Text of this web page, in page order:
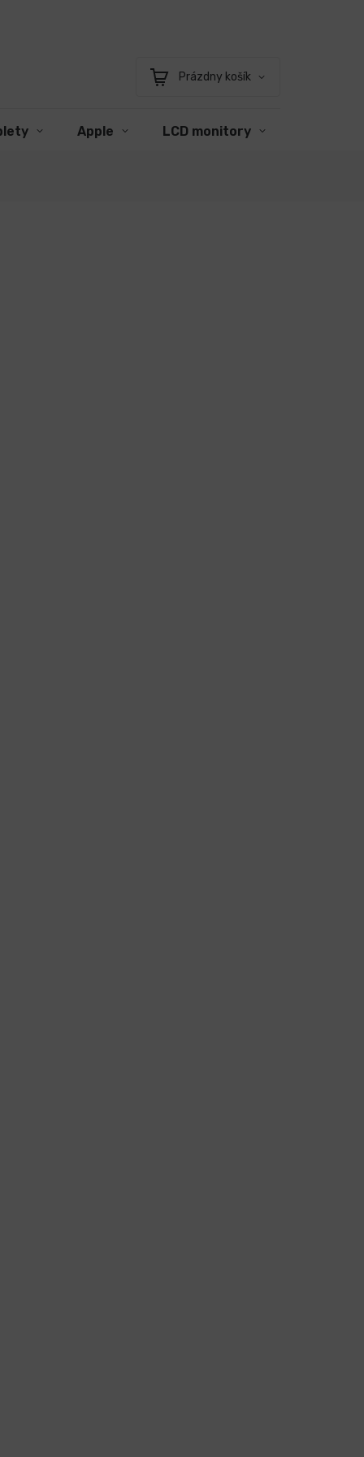
Nákupný
Prázdny košík
Apple LCD monitory